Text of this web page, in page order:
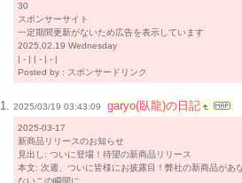
30
スポンサーサイト
一定期間更新がないため広告を表示しています
2025.02.19 Wednesday
| - | | - | - |
Posted by : スポンサードリンク
2025/03/19 03:43:09 garyo(臥龍)の日記
2025-03-17
新商品リリースのお知らせ
見出し: ついに登場！待望の新商品リリース
本文: 次週、ついに皆様にお披露目！弊社の新商品があ
ないこの瞬間に